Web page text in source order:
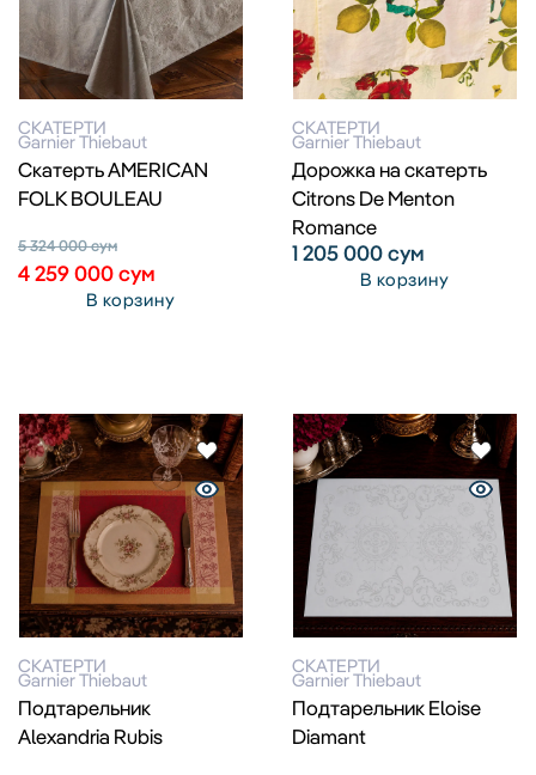
СКАТЕРТИ
Garnier Thiebaut
Cкатерть AMERICAN
FOLK BOULEAU
5 324 000сум
4 259 000сум
В корзину
СКАТЕРТИ
Garnier Thiebaut
Дорожка на скатерть
Citrons De Menton
Romance
1 205 000сум
В корзину
СКАТЕРТИ
Garnier Thiebaut
Подтарельник
Alexandria Rubis
СКАТЕРТИ
Garnier Thiebaut
Подтарельник Eloise
Diamant